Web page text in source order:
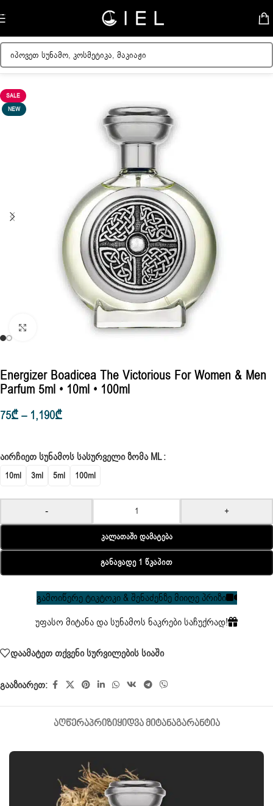
Skip to navigation
მთავარი/უნისექსი სუნამო
SALE
NEW
Energizer Boadicea The Victorious For Women & Men
Parfum 5ml • 10ml • 100ml
75₾– 1,190₾
ᲐᲘᲠᲩᲘᲔᲗ ᲡᲣᲜᲐᲛᲝᲡ ᲡᲐᲡᲣᲠᲕᲔᲚᲘ ᲖᲝᲛᲐ ML
10ml 3ml 5ml 100ml
- +
Კალათაში Დამატება
Განავადე 1 Წკაპით
გამოიწერე ტიკტოკი & შენაძენზე მიიღე პრიზი
უფასო მიტანა და სუნამოს ნაკრები საჩუქრად!
დაამატეთ თქვენი სურვილების სიაში
გააზიარეთ:
ᲐᲦᲬᲔᲠᲐᲞᲠᲘᲖᲘᲧᲘᲓᲕᲐ ᲛᲘᲢᲐᲜᲐᲒᲐᲠᲐᲜᲢᲘᲐ